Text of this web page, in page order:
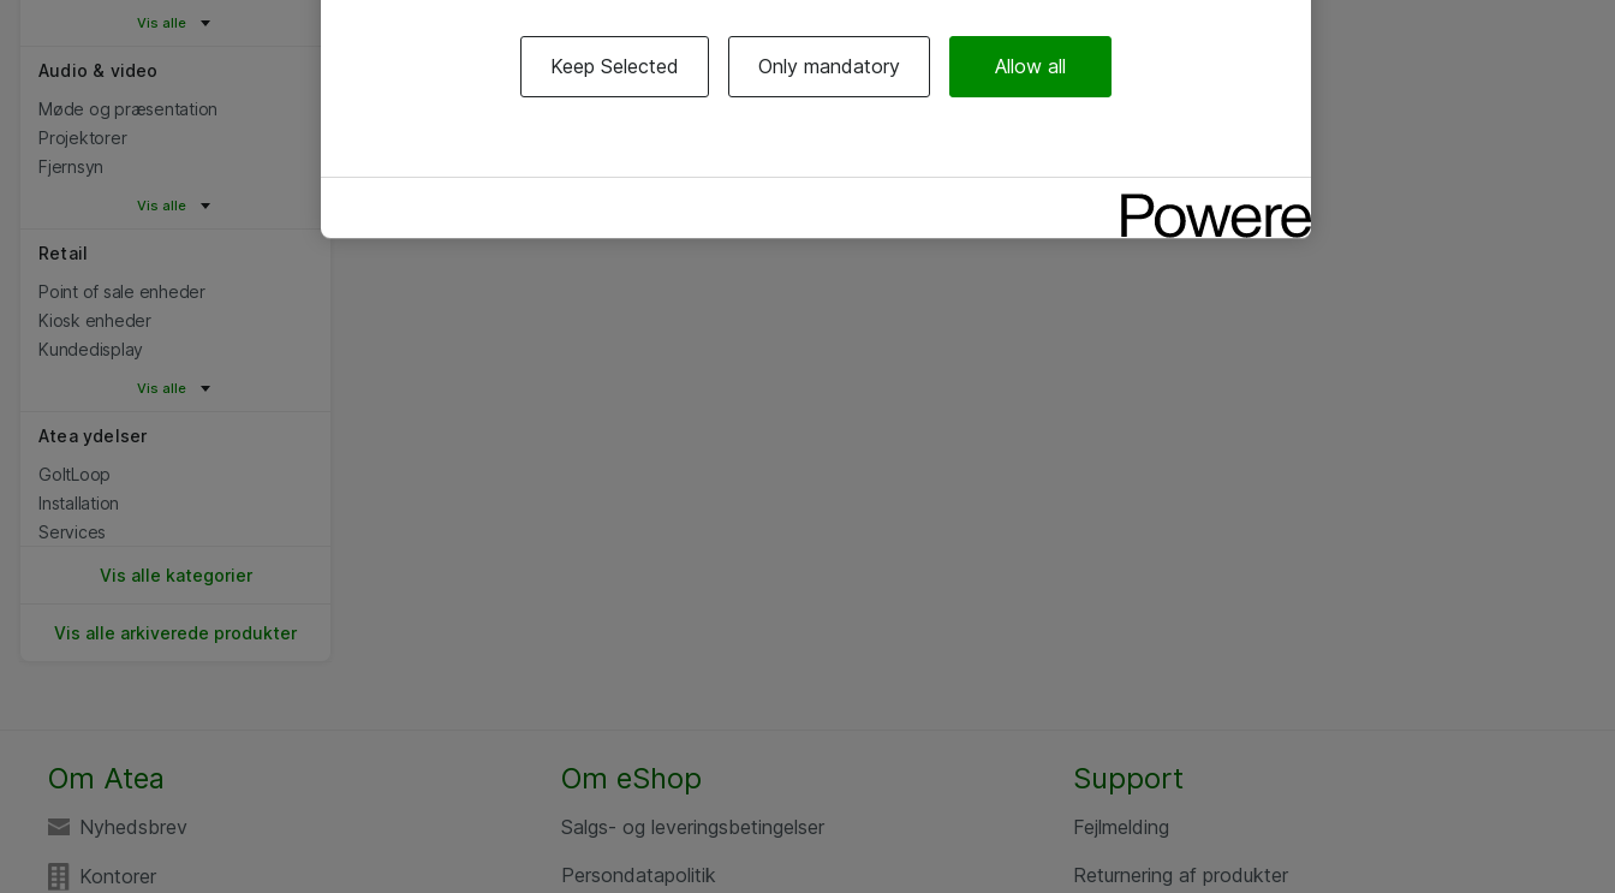
Vis alle
Audio & video
Møde og præsentation
Projektorer
Fjernsyn
Vis alle
Retail
Point of sale enheder
Kiosk enheder
Kundedisplay
Vis alle
Atea ydelser
GoItLoop
Installation
Services
Vis alle kategorier
Vis alle arkiverede produkter
Om Atea
Nyhedsbrev
Kontorer
Om eShop
Salgs- og leveringsbetingelser
Persondatapolitik
Support
Fejlmelding
Returnering af produkter
Keep Selected Only mandatory Allow all